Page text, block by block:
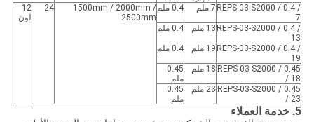
REPS-03-S2000 / 0.4 /
7
7 ملم 0.4 ملم
1500mm / 2000mm /
2500mm
24
12
لون
REPS-03-S2000 / 0.4 /
13
13 ملم 0.4 ملم
REPS-03-S2000 / 0.4 /
19
19 ملم 0.4 ملم
REPS-03-S2000 / 0.45
/ 18
18 ملم
0.45
ملم
REPS-03-S2000 / 0.45
/ 23
23 ملم
0.45
ملم
5. خدمة العملاء